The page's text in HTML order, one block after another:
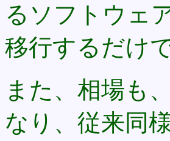
るソフトウェ
移行するだけで
また、相場も
なり、従来同